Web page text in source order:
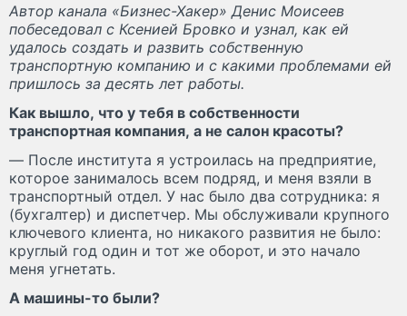
Автор канала «Бизнес-Хакер» Денис Моисеев
побеседовал с Ксенией Бровко и узнал, как ей
удалось создать и развить собственную
транспортную компанию и с какими проблемами ей
пришлось за десять лет работы.
Как вышло, что у тебя в собственности
транспортная компания, а не салон красоты?
— После института я устроилась на предприятие,
которое занималось всем подряд, и меня взяли в
транспортный отдел. У нас было два сотрудника: я
(бухгалтер) и диспетчер. Мы обслуживали крупного
ключевого клиента, но никакого развития не было:
круглый год один и тот же оборот, и это начало
меня угнетать.
А машины-то были?